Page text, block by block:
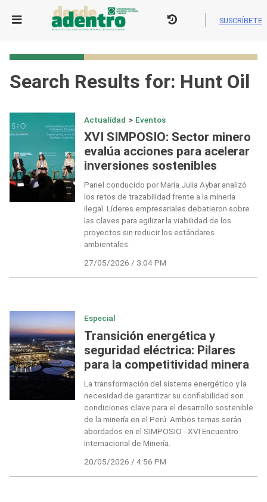
SUSCRÍBETE
Search Results for: Hunt Oil
Actualidad > Eventos
XVI SIMPOSIO: Sector minero
evalúa acciones para acelerar
inversiones sostenibles
Panel conducido por María Julia Aybar analizó
los retos de trazabilidad frente a la minería
ilegal. Líderes empresariales debatieron sobre
las claves para agilizar la viabilidad de los
proyectos sin reducir los estándares
ambientales.
27/05/2026 / 3:04 PM
Especial
Transición energética y
seguridad eléctrica: Pilares
para la competitividad minera
La transformación del sistema energético y la
necesidad de garantizar su confiabilidad son
condiciones clave para el desarrollo sostenible
de la minería en el Perú. Ambos temas serán
abordados en el SIMPOSIO - XVI Encuentro
Internacional de Minería.
20/05/2026 / 4:56 PM